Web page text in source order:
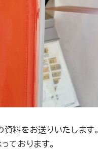
料をお送りいたします。
ております。